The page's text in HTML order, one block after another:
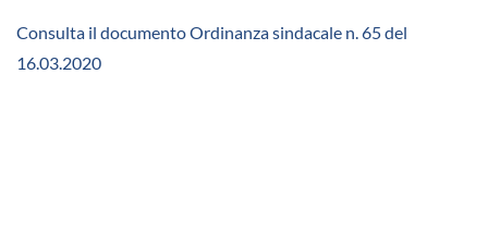
Consulta il documento Ordinanza sindacale n. 65 del
16.03.2020